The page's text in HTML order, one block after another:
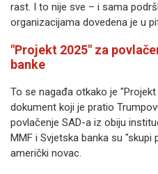
rast. I to nije sve – i sama
organizacijama dovedena je u
"Projekt 2025" za
banke
To se nagađa otkako je
dokument koji je pratio
povlačenje SAD-a iz obiju
MMF i Svjetska banka su
američki novac.